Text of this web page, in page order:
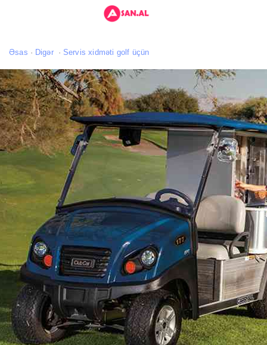
Əsas Digər Servis xidməti golf üçün